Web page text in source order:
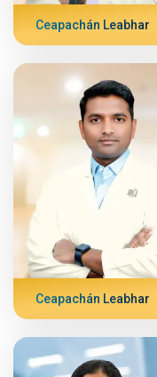
Ceapachán Leabhar
Ceapachán Leabhar